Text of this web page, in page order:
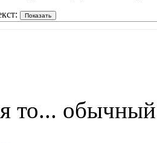
то...